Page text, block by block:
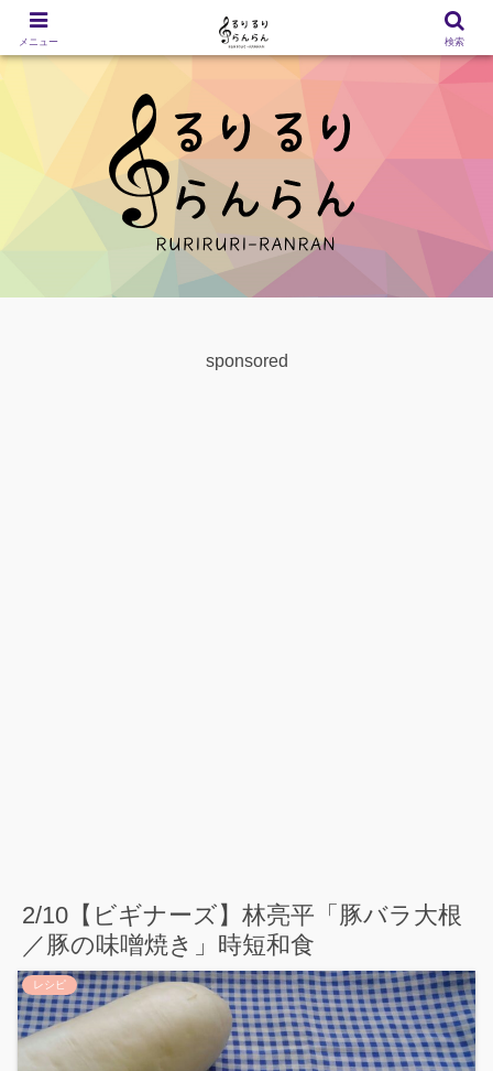
sponsored
2/10【ビギナーズ】林亮平「豚バラ大根
／豚の味噌焼き」時短和食
レシピ
メニュー 検索